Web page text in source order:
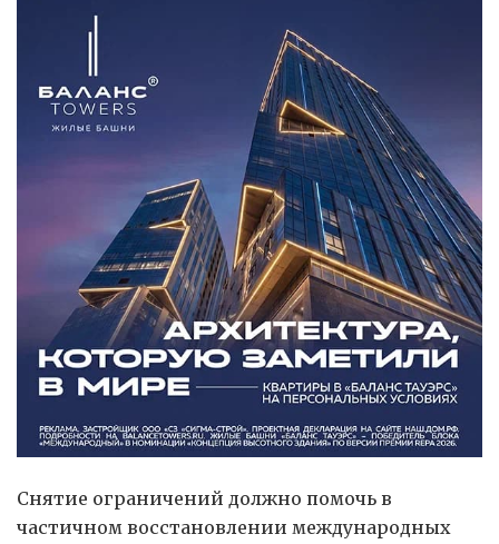
Снятие ограничений должно помочь в
частичном восстановлении международных